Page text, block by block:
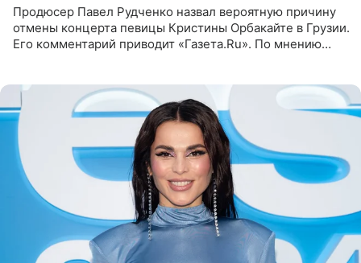
Продюсер Павел Рудченко назвал вероятную причину
отмены концерта певицы Кристины Орбакайте в Грузии.
Его комментарий приводит «Газета.Ru». По мнению